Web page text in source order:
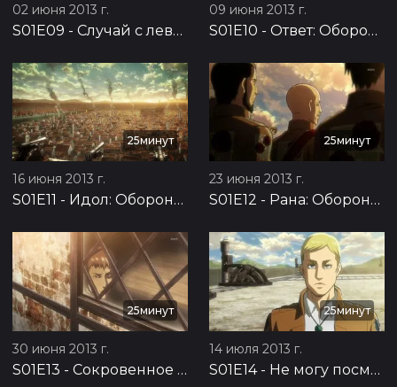
02 июня 2013 г.
S01E09 - Случай с левой рукой: Оборона Троста, часть 5
09 июня 2013 г.
S01E10 - Ответ: Оборона Троста, часть 6
25минут
16 июня 2013 г.
S01E11 - Идол: Оборона Троста, часть 7
25минут
23 июня 2013 г.
S01E12 - Рана: Оборона Троста, часть 8
25минут
30 июня 2013 г.
S01E13 - Сокровенное желание: Оборона Троста, часть 9
25минут
14 июля 2013 г.
S01E14- Не могу посмотреть ему в глаза: Подготовка к контратаке, часть 1